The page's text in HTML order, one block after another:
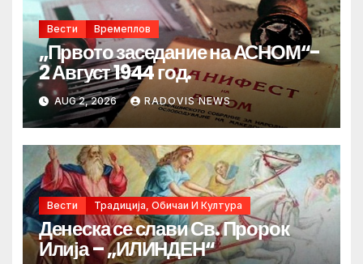
Вести Времеплов
„Првото заседание на АСНОМ“-
2 Август 1944 год.
AUG 2, 2026 RADOVIS NEWS
Вести Традиција, Обичаи И Култура
Денеска се слави Св. Пророк
Илија – „ИЛИНДЕН“